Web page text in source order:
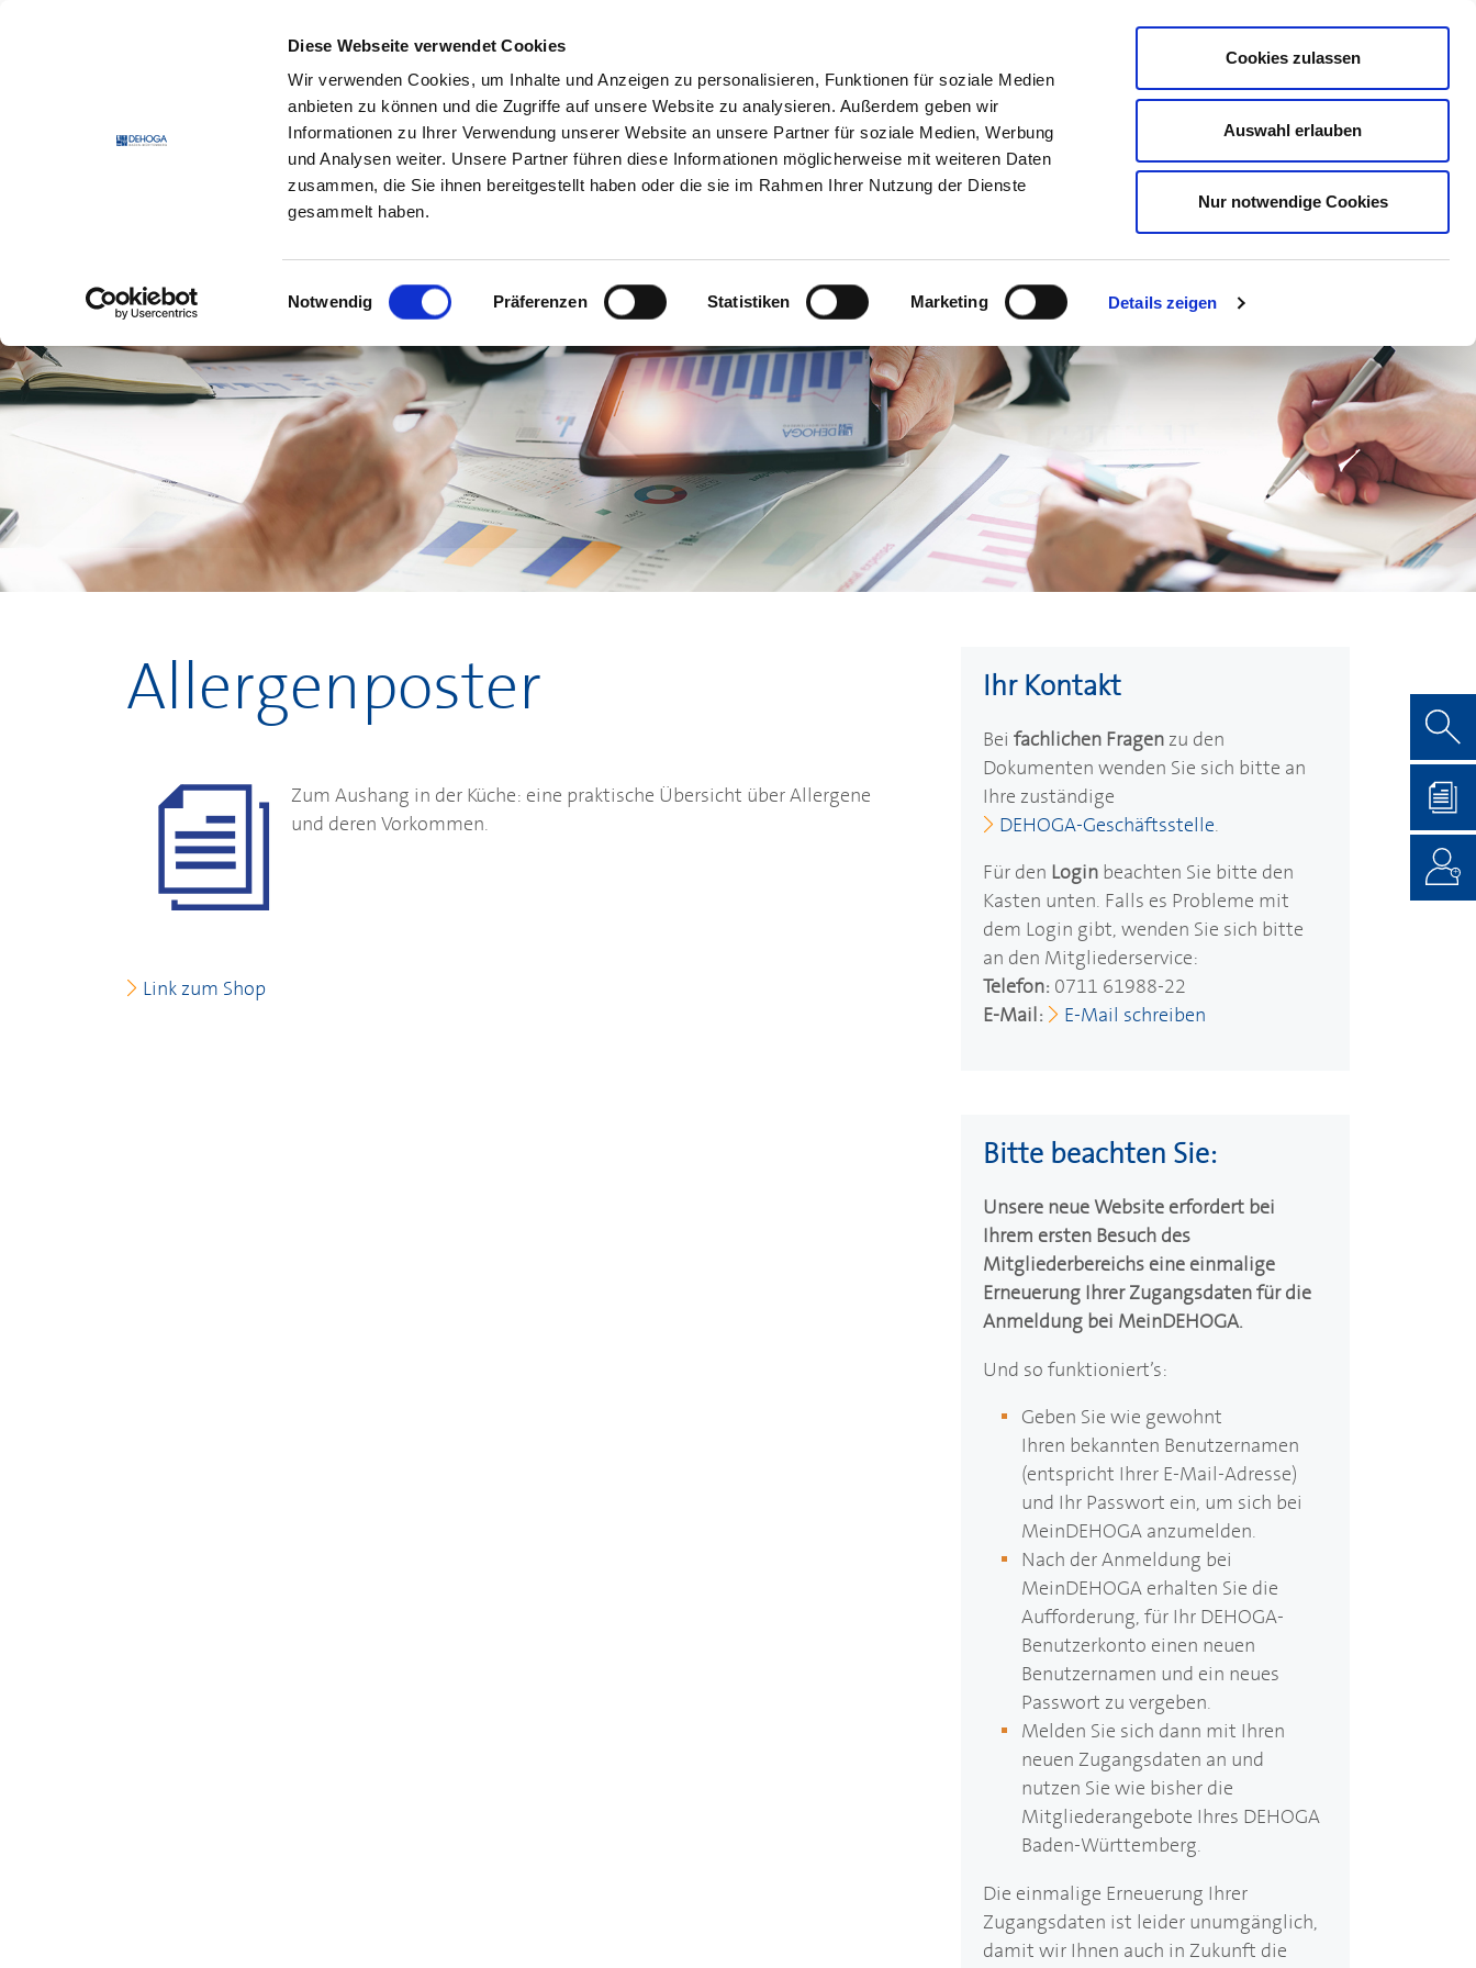
Diese Webseite verwendet Cookies
Wir verwenden Cookies, um Inhalte und Anzeigen zu personalisieren, Funktionen für soziale Medien
anbieten zu können und die Zugriffe auf unsere Website zu analysieren. Außerdem geben wir
Informationen zu Ihrer Verwendung unserer Website an unsere Partner für soziale Medien, Werbung
und Analysen weiter. Unsere Partner führen diese Informationen möglicherweise mit weiteren Daten
zusammen, die Sie ihnen bereitgestellt haben oder die sie im Rahmen Ihrer Nutzung der Dienste
gesammelt haben.
Einwilligungsauswahl
Notwendig Präferenzen Statistiken Marketing Details zeigen
Cookies zulassen
Auswahl erlauben
Nur notwendige Cookies
DEHOGA MITMACHEN INFORMIEREN SPAREN & PARTNER BERATEN AUSZEICHNEN
Allergenposter
Zum Aushang in der Küche: eine praktische Übersicht über Allergene
und deren Vorkommen.
Link zum Shop
Ihr Kontakt
Beifachlichen Fragen zu den
Dokumenten wenden Sie sich bitte an
Ihre zuständige
DEHOGA-Geschäftsstelle.
Für den Login beachten Sie bitte den
Kasten unten. Falls es Probleme mit
dem Login gibt, wenden Sie sich bitte
an den Mitgliederservice:
Telefon: 0711 61988-22
E-Mail:
E-Mail schreiben
Bitte beachten Sie:
Unsere neue Website erfordert bei
Ihrem ersten Besuch des
Mitgliederbereichs eine einmalige
Erneuerung Ihrer Zugangsdaten für die
Anmeldung bei MeinDEHOGA.
Und so funktioniert’s:
Geben Sie wie gewohnt
Ihren bekannten Benutzernamen
(entspricht Ihrer E-Mail-Adresse)
und Ihr Passwort ein, um sich bei
MeinDEHOGA anzumelden.
Nach der Anmeldung bei
MeinDEHOGA erhalten Sie die
Aufforderung, für Ihr DEHOGA-
Benutzerkonto einen neuen
Benutzernamen und ein neues
Passwort zu vergeben.
Melden Sie sich dann mit Ihren
neuen Zugangsdaten an und
nutzen Sie wie bisher die
Mitgliederangebote Ihres DEHOGA
Baden-Württemberg.
Die einmalige Erneuerung Ihrer
Zugangsdaten ist leider unumgänglich,
damit wir Ihnen auch in Zukunft die